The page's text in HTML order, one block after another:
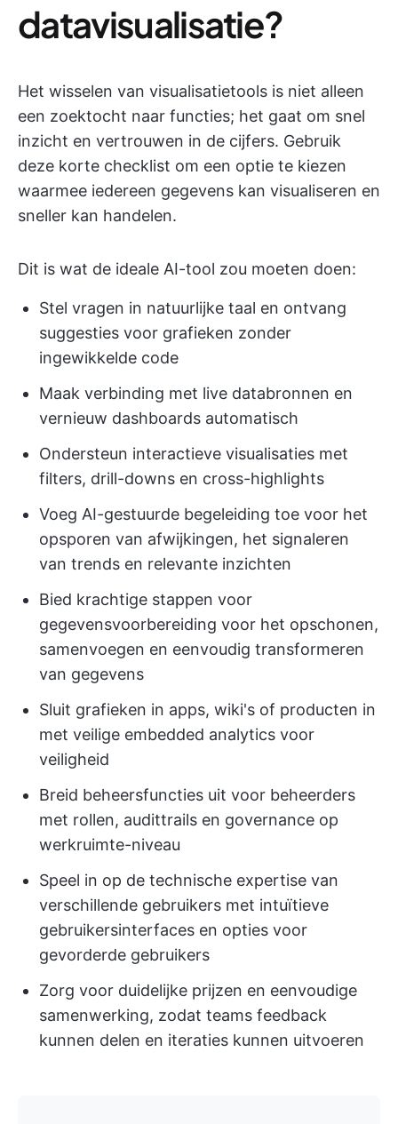
datavisualisatie?
Het wisselen van visualisatietools is niet alleen
een zoektocht naar functies; het gaat om snel
inzicht en vertrouwen in de cijfers. Gebruik
deze korte checklist om een optie te kiezen
waarmee iedereen gegevens kan visualiseren en
sneller kan handelen.
Dit is wat de ideale AI-tool zou moeten doen:
Stel vragen in natuurlijke taal en ontvang
suggesties voor grafieken zonder
ingewikkelde code
Maak verbinding met live databronnen en
vernieuw dashboards automatisch
Ondersteun interactieve visualisaties met
filters, drill-downs en cross-highlights
Voeg AI-gestuurde begeleiding toe voor het
opsporen van afwijkingen, het signaleren
van trends en relevante inzichten
Bied krachtige stappen voor
gegevensvoorbereiding voor het opschonen,
samenvoegen en eenvoudig transformeren
van gegevens
Sluit grafieken in apps, wiki's of producten in
met veilige embedded analytics voor
veiligheid
Breid beheersfuncties uit voor beheerders
met rollen, audittrails en governance op
werkruimte-niveau
Speel in op de technische expertise van
verschillende gebruikers met intuïtieve
gebruikersinterfaces en opties voor
gevorderde gebruikers
Zorg voor duidelijke prijzen en eenvoudige
samenwerking, zodat teams feedback
kunnen delen en iteraties kunnen uitvoeren